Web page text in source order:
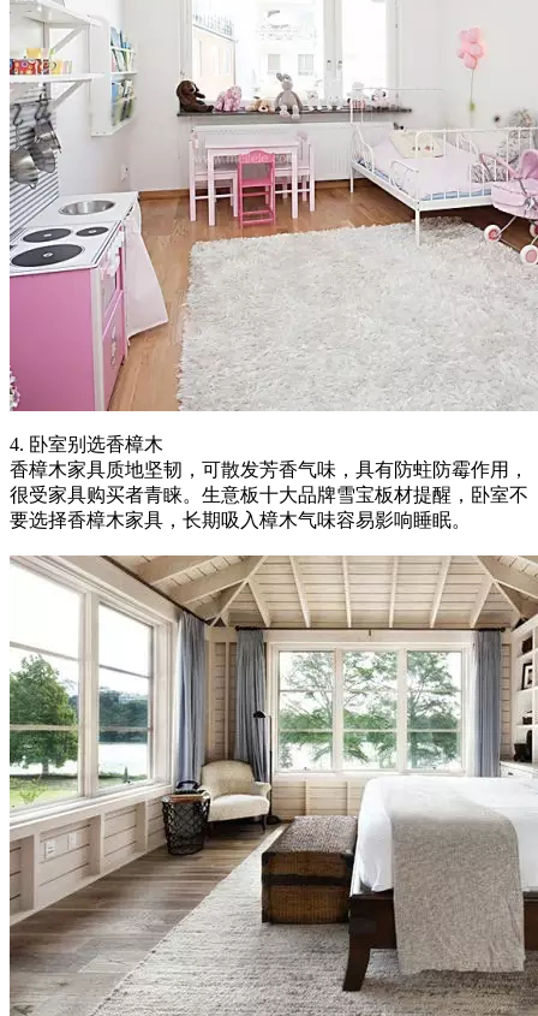
4. 卧室别选香樟木
香樟木家具质地坚韧，可散发芳香气味，具有防蛀防霉作用，
很受家具购买者青睐。生意板十大品牌雪宝板材提醒，卧室不
要选择香樟木家具，长期吸入樟木气味容易影响睡眠。